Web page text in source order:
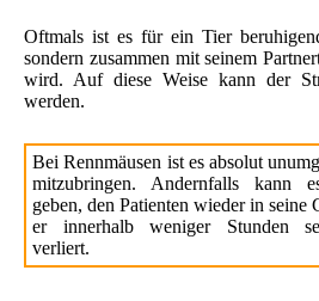
Oftmals ist es für ein Tier
sondern zusammen mit seinem
wird. Auf diese Weise kann der
werden.
Bei Rennmäusen ist es absolut
mitzubringen. Andernfalls kann
geben, den Patienten wieder in seine
er innerhalb weniger Stunden
verliert.